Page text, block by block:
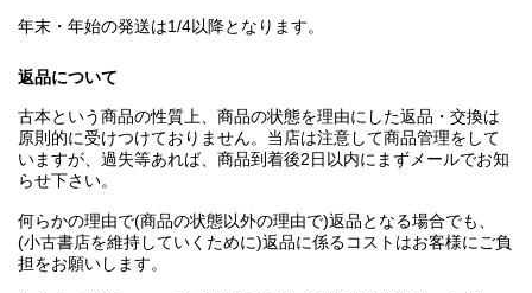
年末・年始の発送は1/4以降となります。
返品について
古本という商品の性質上、商品の状態を理由にした返品・交換は
原則的に受けつけておりません。当店は注意して商品管理をして
いますが、過失等あれば、商品到着後2日以内にまずメールでお知
らせ下さい。
何らかの理由で(商品の状態以外の理由で)返品となる場合でも、
(小古書店を維持していくために)返品に係るコストはお客様にご負
担をお願いします。